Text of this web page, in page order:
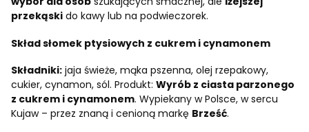
przekąski do kawy lub na podwieczorek.
Skład słomek ptysiowych z cukrem i cynamonem
Składniki: jaja świeże, mąka pszenna, olej rzepakowy,
cukier, cynamon, sól. Produkt: Wyrób z ciasta parzonego
z cukrem i cynamonem. Wypiekany w Polsce, w sercu
Kujaw – przez znaną i cenioną markę Brześć.